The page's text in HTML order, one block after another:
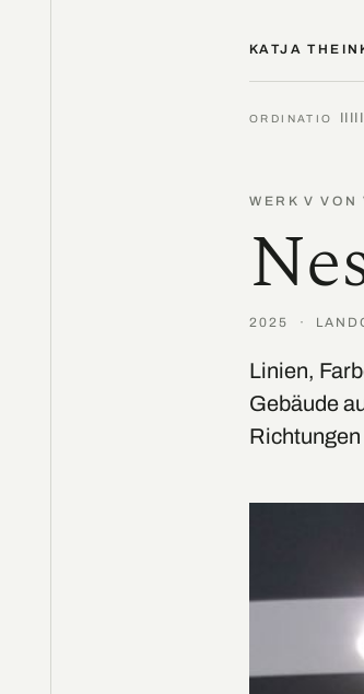
KATJA
ORDINATIO
WERK V
2025 ·
Linien,
Gebäude